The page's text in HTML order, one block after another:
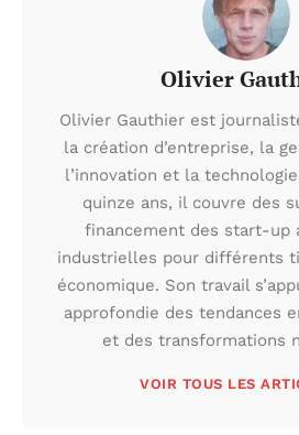
Olivier
Olivier Gauthier est
la création d’entreprise, la
l’innovation et la
quinze ans, il couvre des
financement des start-up
industrielles pour différents
économique. Son travail
approfondie des tendances
et des transformations
VOIR TOUS LES